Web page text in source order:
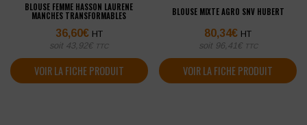
BLOUSE FEMME HASSON LAURENE
MANCHES TRANSFORMABLES
36,60€ HT
soit 43,92€ TTC
VOIR LA FICHE PRODUIT
BLOUSE MIXTE AGRO SNV HUBERT
80,34€ HT
soit 96,41 € TTC
VOIR LA FICHE PRODUIT